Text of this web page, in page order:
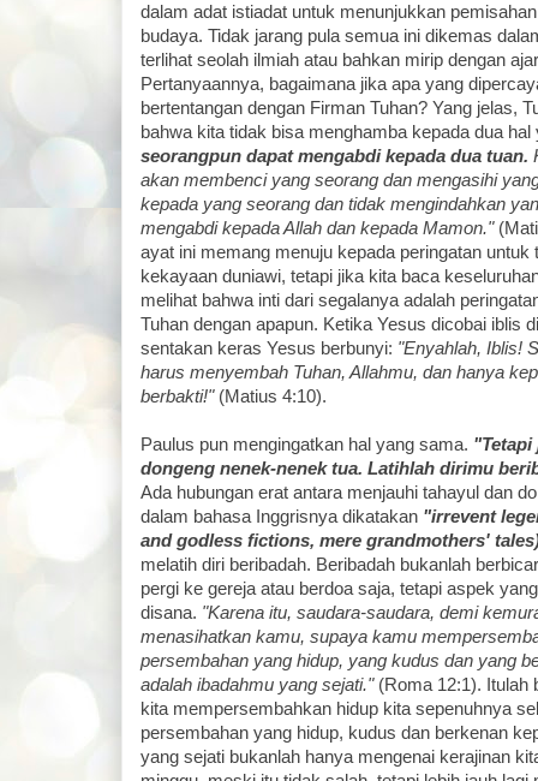
dalam adat istiadat untuk menunjukkan
budaya. Tidak jarang pula semua ini dikemas
terlihat seolah ilmiah atau bahkan mirip dengan
Pertanyaannya, bagaimana jika apa yang
bertentangan dengan Firman Tuhan? Yang jelas,
bahwa kita tidak bisa menghamba kepada dua hal
seorangpun dapat mengabdi kepada dua tuan.
akan membenci yang seorang dan mengasihi
kepada yang seorang dan tidak mengindahkan
mengabdi kepada Allah dan kepada Mamon."
ayat ini memang menuju kepada peringatan untuk
kekayaan duniawi, tetapi jika kita baca
melihat bahwa inti dari segalanya adalah
Tuhan dengan apapun. Ketika Yesus dicobai iblis
sentakan keras Yesus berbunyi: "Enyahlah, Iblis!
harus menyembah Tuhan, Allahmu, dan hanya
berbakti!"(Matius 4:10).
Paulus pun mengingatkan hal yang sama. "Tetapi
dongeng nenek-nenek tua. Latihlah dirimu
Ada hubungan erat antara menjauhi tahayul dan
dalam bahasa Inggrisnya dikatakan "irrevent
and godless fictions, mere grandmothers'
melatih diri beribadah. Beribadah bukanlah
pergi ke gereja atau berdoa saja, tetapi aspek
disana. "Karena itu, saudara-saudara, demi
menasihatkan kamu, supaya kamu
persembahan yang hidup, yang kudus dan yang
adalah ibadahmu yang sejati."(Roma 12:1). Itulah
kita mempersembahkan hidup kita sepenuhnya
persembahan yang hidup, kudus dan berkenan
yang sejati bukanlah hanya mengenai kerajinan